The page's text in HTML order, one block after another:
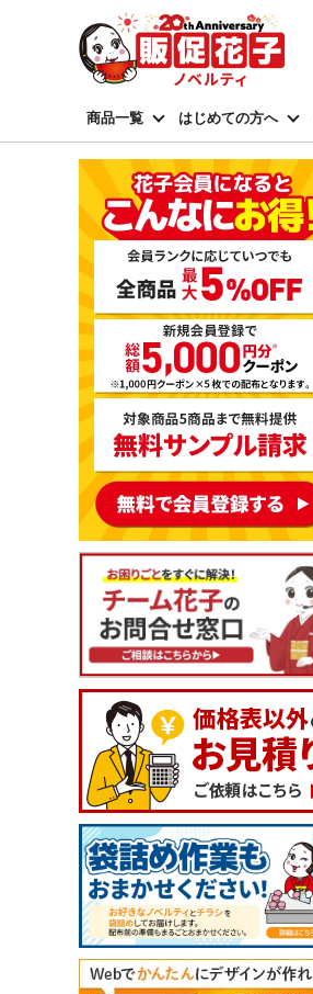
商品一覧 はじめての方へ